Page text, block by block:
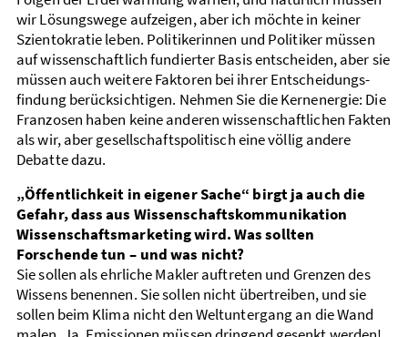
wir ­Lösungswege aufzeigen, aber ich möchte in keiner
Szientokratie leben. Politikerinnen und Politiker müssen
auf wissenschaftlich fundierter Basis entscheiden, aber sie
müssen auch weitere Faktoren bei ihrer Entscheidungs­
findung berück­sichtigen. Nehmen Sie die Kern­energie: Die
Franzosen haben keine anderen wissen­schaft­lichen Fakten
als wir, aber gesellschafts­politisch eine völlig andere
Debatte dazu.
„Öffentlichkeit in eigener Sache“ birgt ja auch die
Gefahr, dass aus Wissenschafts­kommunikation
Wissenschafts­marketing wird. Was sollten
Forschende tun – und was nicht?
Sie sollen als ehrliche Makler auftreten und Grenzen des
Wissens benennen. Sie sollen nicht über­treiben, und sie
sollen beim Klima nicht den Welt­unter­gang an die Wand